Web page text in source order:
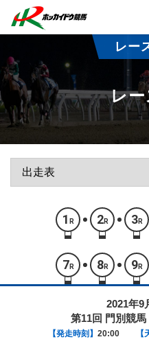
レー
レー
1 R 2R 3R
7 R 8R 9R
2021年9
第11回 門別競
【発走時刻】 20:00 【